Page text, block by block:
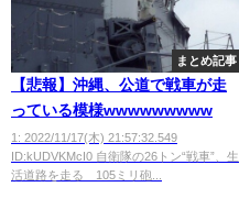
まとめ記事
【悲報】沖縄、公道で戦車が走
っている模様wwwwwwwww
1: 2022/11/17(木) 21:57:32.549
ID:kUDVKMcI0 自衛隊の26トン“戦車”、生
活道路を走る 105ミリ砲...